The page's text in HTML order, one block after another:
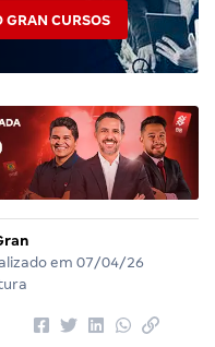
GRAN CURSOS
em 07/04/26